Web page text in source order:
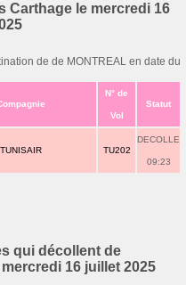
Carthage le mercredi 16
de de MONTREAL en date du
N° de
Vol
Statut
TUNISAIR TU202
DECOLLE
09:23
qui décollent de
16 juillet 2025